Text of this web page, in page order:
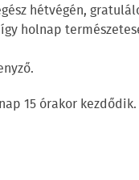
hétvégén,
holnap
15 órakor kezdődik.